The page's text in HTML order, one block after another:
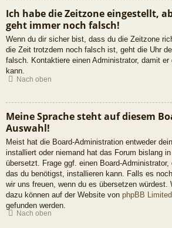
Ich habe die Zeitzone eingestellt,
geht immer noch falsch!
Wenn du dir sicher bist, dass du die Zeitzone
die Zeit trotzdem noch falsch ist, geht die Uhr
falsch. Kontaktiere einen Administrator, damit er
kann.
Nach oben
Meine Sprache steht auf diesem
Auswahl!
Meist hat die Board-Administration entweder
installiert oder niemand hat das Forum bislang
übersetzt. Frage ggf. einen Board-Administrator,
das du benötigst, installieren kann. Falls es
wir uns freuen, wenn du es übersetzen würdest.
dazu können auf der Website von phpBB Limited
gefunden werden.
Nach oben